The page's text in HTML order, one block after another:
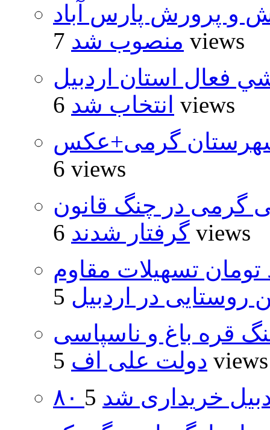
و پرورش پارس آباد
منصوب شد 7 views
فعال استان اردبيل
انتخاب شد 6 views
گرمی+عکس
6 views
گرمی در چنگ قانون
گرفتار شدند 6 views
و ۴۸۰ میلیارد تومان تسهیلات مقاوم
در اردبیل
قره باغ و ناسپاسی
دولت علی اف 5 views
خریداری شد